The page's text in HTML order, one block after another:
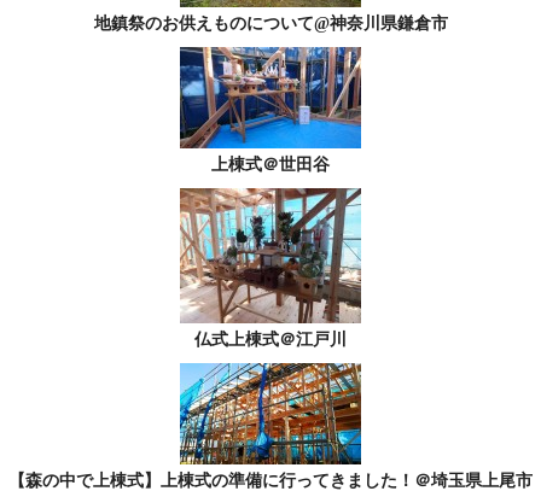
地鎮祭のお供えものについて@神奈川県鎌倉市
上棟式＠世田谷
仏式上棟式＠江戸川
【森の中で上棟式】上棟式の準備に行ってきました！＠埼玉県上尾市